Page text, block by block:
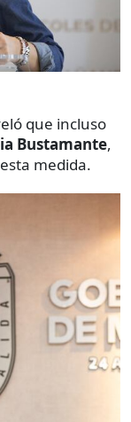
que incluso
Bustamante,
medida.